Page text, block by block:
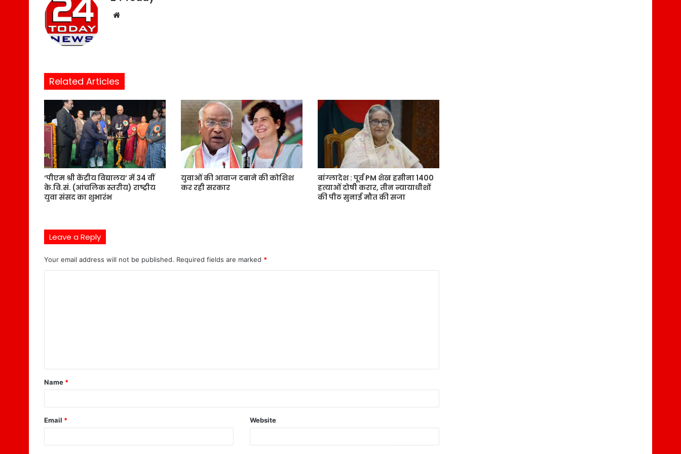
t
e
Related Articles
‘पीएम श्री केंद्रीय विद्यालय’ में 34 वीं
के.वि.सं. (आंचलिक स्तरीय) राष्ट्रीय
युवा संसद का शुभारंभ
युवाओं की आवाज दबाने की कोशिश
कर रही सरकार
बांग्लादेश : पूर्व PM शेख हसीना 1400
हत्याओं दोषी करार, तीन न्यायाधीशों
की पीठ सुनाई मौत की सजा
Leave a Reply
Your email address will not be published. Required fields are marked *
t
*
Name *
Email * Website